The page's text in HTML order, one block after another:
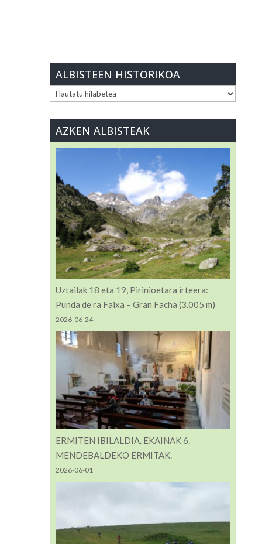
ALBISTEEN HISTORIKOA
ALBISTEEN
AZKEN ALBISTEAK
Uztailak 18 eta 19, Pirinioetara irteera:
Punda de ra Faixa – Gran Facha (3.005 m)
2026-06-24
ERMITEN IBILALDIA. EKAINAK 6.
MENDEBALDEKO ERMITAK.
2026-06-01